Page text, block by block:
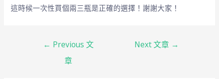
這時候一次性買個兩三瓶是正確的選擇！謝謝大家！
← Previous 文
章
Next 文章 →